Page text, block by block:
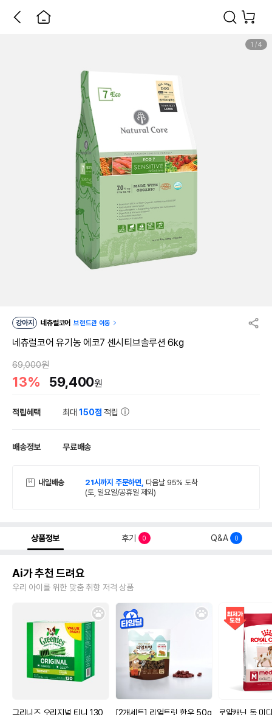
1 /4
강아지 네츄럴코어 브랜드관 이동
네츄럴코어 유기농 에코7 센시티브솔루션 6kg
69,000원
13% 59,400원
적립혜택 최대150점 적립
배송정보 무료배송
내일배송 21시까지 주문하면, 다음날 95% 도착
(토, 일요일/공휴일 제외)
상품정보 후기 0 Q&A 0
Ai가 추천 드려요
우리 아이를 위한 맞춤 취향 저격 상품
그리니즈 오리지널 티니 130
[2개세트] 리얼트릿 한우 50g
로얄캐닌 독 미